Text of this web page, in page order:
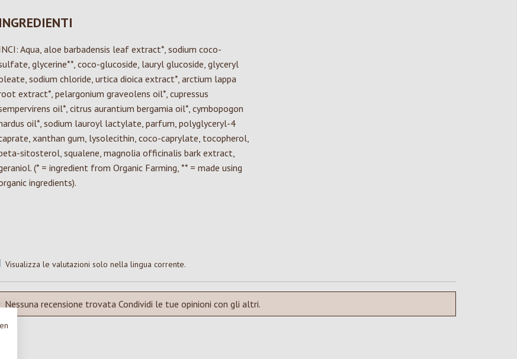
INGREDIENTI
Aqua, aloe barbadensis leaf extract*, sodium coco-
glycerine**, coco-glucoside, lauryl glucoside, glyceryl
sodium chloride, urtica dioica extract*, arctium lappa
extract*, pelargonium graveolens oil*, cupressus
oil*, citrus aurantium bergamia oil*, cymbopogon
oil*, sodium lauroyl lactylate, parfum, polyglyceryl-4
xanthan gum, lysolecithin, coco-caprylate, tocopherol,
sitosterol, squalene, magnolia officinalis bark extract,
(* = ingredient from Organic Farming, ** = made using
ingredients).
Visualizza le valutazioni solo nella lingua corrente.
Nessuna recensione trovata Condividi le tue opinioni con gli altri.